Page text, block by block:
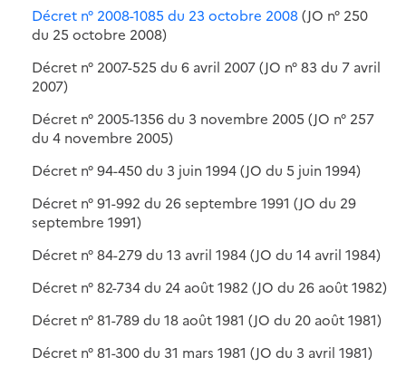
Décret n° 2008-1085 du 23 octobre 2008(JO n° 250
du 25 octobre 2008)
Décret n° 2007-525 du 6 avril 2007 (JO n° 83 du 7 avril
2007)
Décret n° 2005-1356 du 3 novembre 2005 (JO n° 257
du 4 novembre 2005)
Décret n° 94-450 du 3 juin 1994 (JO du 5 juin 1994)
Décret n° 91-992 du 26 septembre 1991 (JO du 29
septembre 1991)
Décret n° 84-279 du 13 avril 1984 (JO du 14 avril 1984)
Décret n° 82-734 du 24 août 1982 (JO du 26 août 1982)
Décret n° 81-789 du 18 août 1981 (JO du 20 août 1981)
Décret n° 81-300 du 31 mars 1981 (JO du 3 avril 1981)